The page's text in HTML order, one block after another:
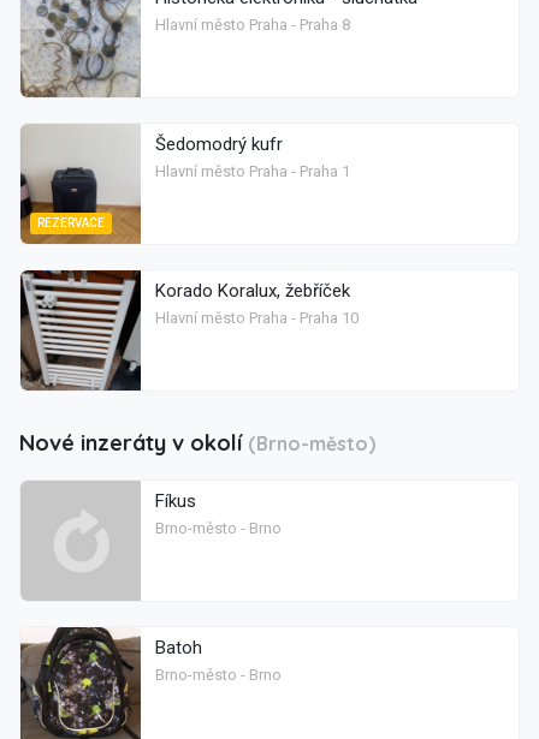
Hlavní město Praha - Praha 8
REZERVACE
Šedomodrý kufr
Hlavní město Praha - Praha 1
Korado Koralux, žebříček
Hlavní město Praha - Praha 10
Nové inzeráty v okolí (Brno-město)
Fíkus
Brno-město - Brno
Batoh
Brno-město - Brno